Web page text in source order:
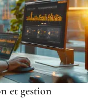
et gestion